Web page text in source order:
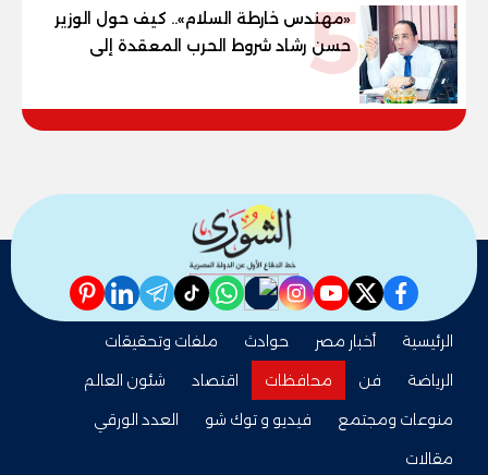
والنور للمكفوفين
5
«مهندس خارطة السلام».. كيف حول الوزير
حسن رشاد شروط الحرب المعقدة إلى
"خارطة طريق" للانسحاب والإعمار؟
facebook
twitter
youtube
instagram
nabd
whatsapp
tiktok
telegram
linkedin
pinterest
الرئيسية أخبار مصر حوادث
ملفات وتحقيقات
الرياضة
فن محافظات اقتصاد
شئون العالم
منوعات ومجتمع
فيديو و توك شو
العدد الورقي
مقالات